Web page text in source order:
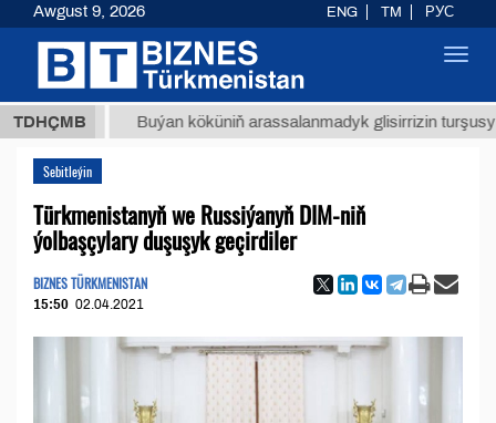
TDHÇMBBuýan köküniň arassalanmadyk glisirrizin turşusy (t.)
Sebitleýin
Türkmenistanyň we Russiýanyň DIM-niň
ýolbaşçylary duşuşyk geçirdiler
BIZNES TÜRKMENISTAN
15:50 02.04.2021
Awgust 9, 2026 ENG TM РУС